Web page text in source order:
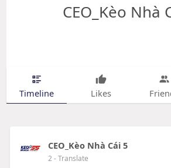
CEO_Kèo Nhà
Timeline Likes
CEO_Kèo Nhà Cái 5
2- Translate